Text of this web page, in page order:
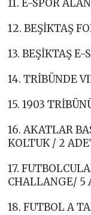
11. E-SPOR
12. BEŞİKTAŞ
13. BEŞİKTAŞ
14. TRİBÜNDE
15. 1903
16. AKATLAR
KOLTUK / 2
17.
CHALLANGE/ 5
18. FUTBOL A